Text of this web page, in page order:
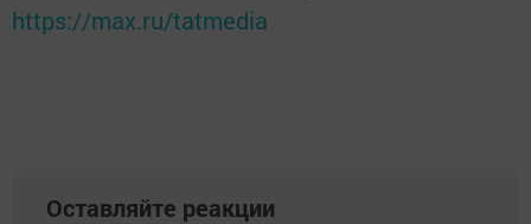
https://max.ru/tatmedia
Оставляйте реакции